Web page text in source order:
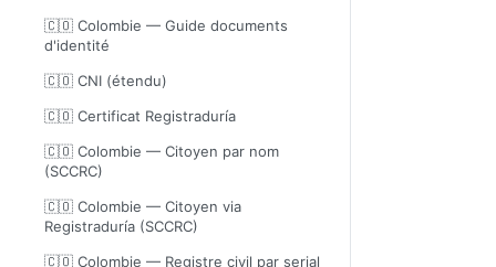
🇨🇴 Colombie — Guide documents
d'identité
🇨🇴 CNI (étendu)
🇨🇴 Certificat Registraduría
🇨🇴 Colombie — Citoyen par nom
(SCCRC)
🇨🇴 Colombie — Citoyen via
Registraduría (SCCRC)
🇨🇴 Colombie — Registre civil par serial